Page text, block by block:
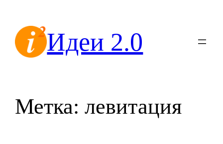
содержимомуИдеи 2.0
Метка:левитация